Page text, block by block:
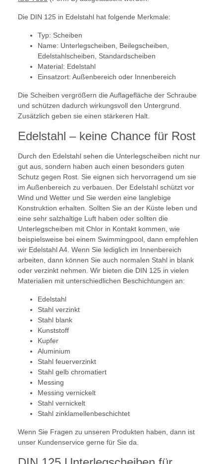
Die DIN 125 in Edelstahl hat folgende Merkmale:
Typ: Scheiben
Name: Unterlegscheiben, Beilegscheiben,
Edelstahlscheiben, Standardscheiben
Material: Edelstahl
Einsatzort: Außenbereich oder Innenbereich
Die Scheiben vergrößern die Auflagefläche der Schraube
und schützen dadurch wirkungsvoll den Untergrund.
Zusätzlich geben sie einen stärkeren Halt.
Edelstahl – keine Chance für Rost
Durch den Edelstahl sehen die Unterlegscheiben nicht nur
gut aus, sondern haben auch einen besonders guten
Schutz gegen Rost. Sie eignen sich hervorragend um sie
im Außenbereich zu verbauen. Der Edelstahl schützt vor
Wind und Wetter und Sie werden eine langlebige
Konstruktion erhalten. Sollten Sie an der Küste leben und
eine sehr salzhaltige Luft haben oder sollten die
Unterlegscheiben mit Chlor in Kontakt kommen, wie
beispielsweise bei einem Swimmingpool, dann empfehlen
wir Edelstahl A4. Wenn Sie lediglich im Innenbereich
arbeiten, dann können Sie auch normalen Stahl in blank
oder verzinkt nehmen. Wir bieten die DIN 125 in vielen
Materialien mit unterschiedlichen Beschichtungen an:
Edelstahl
Stahl verzinkt
Stahl blank
Kunststoff
Kupfer
Aluminium
Stahl feuerverzinkt
Stahl gelb chromatiert
Messing
Messing vernickelt
Stahl vernickelt
Stahl zinklamellenbeschichtet
Wenn Sie Fragen zu unseren Produkten haben, dann ist
unser Kundenservice gerne für Sie da.